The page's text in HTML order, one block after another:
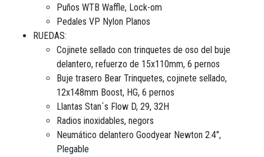
Puños WTB Waffle, Lock-om
Pedales VP Nylon Planos
RUEDAS:
Cojinete sellado con trinquetes de oso del buje
delantero, refuerzo de 15x110mm, 6 pernos
Buje trasero Bear Trinquetes, cojinete sellado,
12x148mm Boost, HG, 6 pernos
Llantas Stan´s Flow D, 29, 32H
Radios inoxidables, negors
Neumático delantero Goodyear Newton 2.4",
Plegable